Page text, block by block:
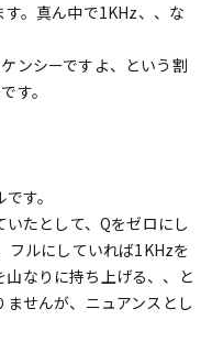
。真ん中で1KHz、、な
ンシーですよ、という割
す。
す。
たとして、Qをゼロにし
フルにしていれば1KHzを
なりに持ち上げる、、と
せんが、ニュアンスとし